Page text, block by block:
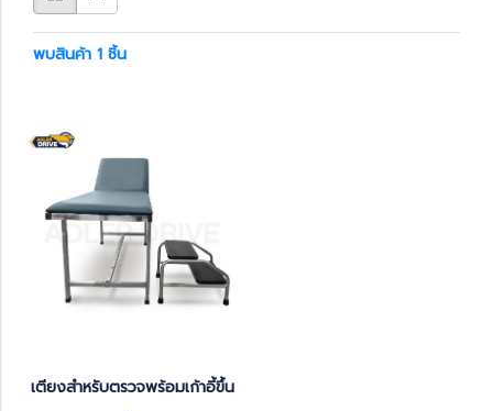
พบสินค้า 1 ชิ้น
เตียงสำหรับตรวจพร้อมเก้าอี้ขึ้น